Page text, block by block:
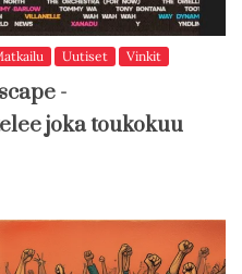
Uutiset Vinkit
-
joka toukokuu